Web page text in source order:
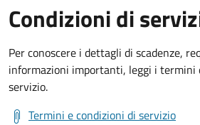
Condizioni di
Per conoscere i dettagli di scadenze,
informazioni importanti, leggi i termini
servizio.
Termini e condizioni di servizio